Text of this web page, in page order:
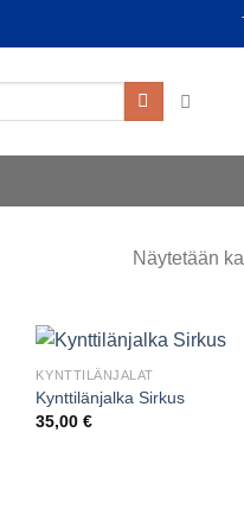
Näytetään
KYNTTILÄNJALAT
Kynttilänjalka Sirkus
35,00€